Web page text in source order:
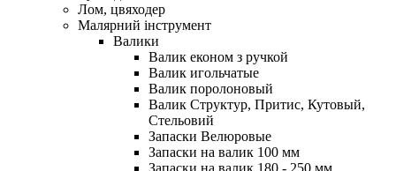
Лом, цвяходер
Малярний інструмент
Валики
Валик економ з ручкой
Валик игольчатые
Валик поролоновый
Валик Структур, Притис, Кутовый,
Стельовий
Запаски Велюровые
Запаски на валик 100 мм
Запаски на валик 180 - 250 мм